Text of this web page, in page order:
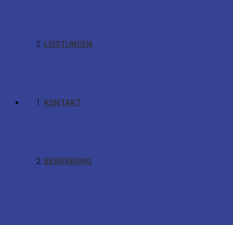
LEISTUNGEN
KONTAKT
BEWERBUNG